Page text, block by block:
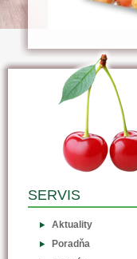
SERVIS
Aktuality
Poradňa